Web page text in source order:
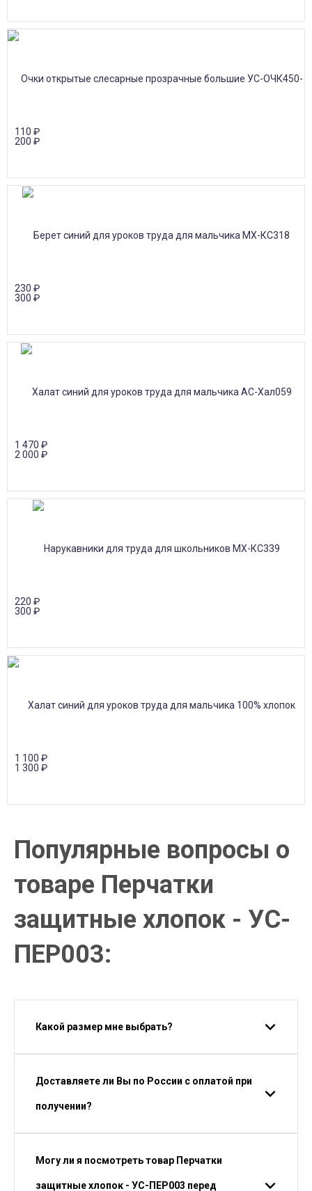
110 ₽
200 ₽
230 ₽
300 ₽
1 470 ₽
2 000 ₽
220 ₽
300 ₽
1 100 ₽
1 300 ₽
Популярные вопросы о
товаре Перчатки
защитные хлопок - УС-
ПЕР003:
Какой размер мне выбрать?
Доставляете ли Вы по России с оплатой при
получении?
Могу ли я посмотреть товар Перчатки
защитные хлопок - УС-ПЕР003 перед